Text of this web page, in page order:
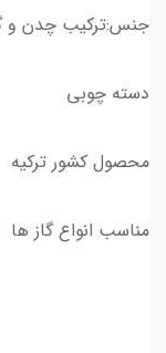
جنس:ترکیب چدن و
دسته چوبی
محصول کشور ترکیه
مناسب انواع گاز ها